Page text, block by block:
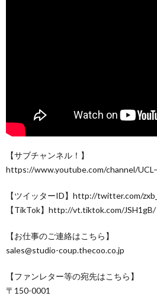
【サブチャンネル！】
https://www.youtube.com/channel/
【ツイッターID】http://twitter.com/
【TikTok】http://vt.tiktok.com/JSH1gB/
【お仕事のご連絡はこちら】
sales@studio-coup.thecoo.co.jp
【ファンレター等の宛先はこちら】
〒150-0001